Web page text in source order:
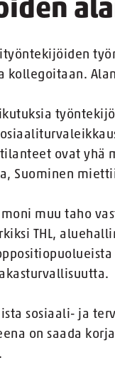
ovat yhä
Suominen
muu taho
THL,
sosiaali- ja
on saada